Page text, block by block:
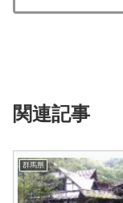
関連記事
群馬県